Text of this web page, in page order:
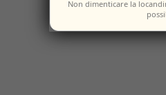
Non dimenticare la